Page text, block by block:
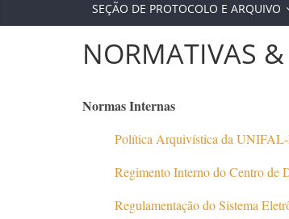
SEÇÃO DE PROTOCOLO E ARQUIVO
NORMATIVAS
Normas Internas
Política Arquivística da
Regimento Interno do Centro
Regulamentação do Sistema